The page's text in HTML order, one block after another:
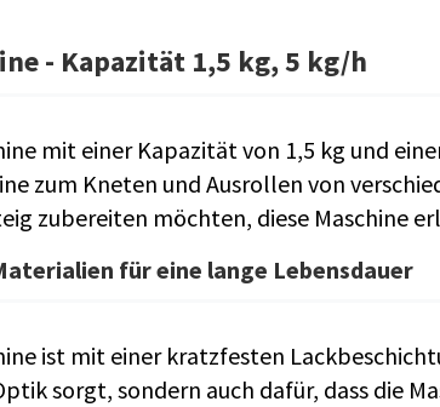
- Kapazität 1,5 kg, 5 kg/h
mit einer Kapazität von 1,5 kg und
zum Kneten und Ausrollen von
zubereiten möchten, diese Maschine
für eine lange Lebensdauer
ist mit einer kratzfesten
sorgt, sondern auch dafür, dass die